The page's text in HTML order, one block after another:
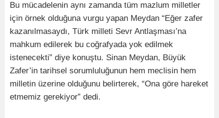
Bu mücadelenin aynı zamanda tüm mazlum milletler
için örnek olduğuna vurgu yapan Meydan “Eğer zafer
kazanılmasaydı, Türk milleti Sevr Antlaşması’na
mahkum edilerek bu coğrafyada yok edilmek
istenecekti” diye konuştu. Sinan Meydan, Büyük
Zafer’in tarihsel sorumluluğunun hem meclisin hem
milletin üzerine olduğunu belirterek, “Ona göre hareket
etmemiz gerekiyor” dedi.